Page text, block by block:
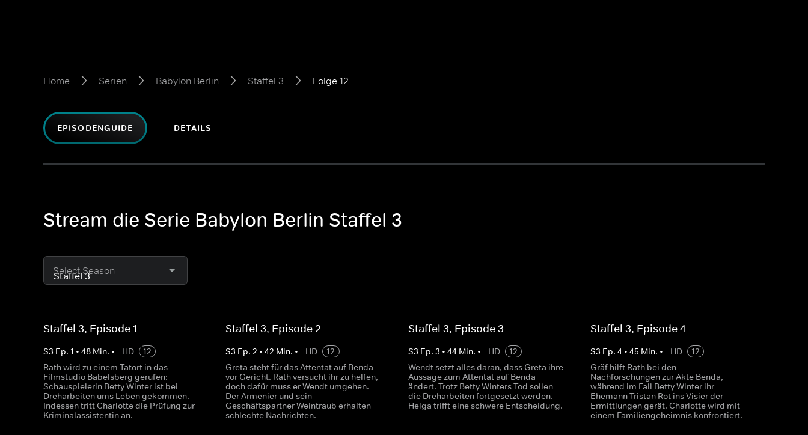
Home Serien Babylon Berlin Staffel 3 Folge 12
EPISODENGUIDE DETAILS
Stream die Serie Babylon Berlin Staffel 3
Select Season
Staffel 3, Episode 1
S3 Ep. 1 • 48 Min. • HD
12
Rath wird zu einem Tatort in das
Filmstudio Babelsberg gerufen:
Schauspielerin Betty Winter ist bei
Dreharbeiten ums Leben gekommen.
Indessen tritt Charlotte die Prüfung zur
Kriminalassistentin an.
Staffel 3, Episode 2
S3 Ep.2 •42 Min. • HD
12
Greta steht für das Attentat auf Benda
vor Gericht. Rath versucht ihr zu helfen,
doch dafür muss er Wendt umgehen.
Der Armenier und sein
Geschäftspartner Weintraub erhalten
schlechte Nachrichten.
Staffel 3, Episode 3
S3 Ep. 3 • 44 Min. • HD
12
Wendt setzt alles daran, dass Greta ihre
Aussage zum Attentat auf Benda
ändert. Trotz Betty Winters Tod sollen
die Dreharbeiten fortgesetzt werden.
Helga trifft eine schwere Entscheidung.
Staffel 3, Episode 4
S3 Ep. 4 • 45 Min. • HD
12
Gräf hilft Rath bei den
Nachforschungen zur Akte Benda,
während im Fall Betty Winter ihr
Ehemann Tristan Rot ins Visier der
Ermittlungen gerät. Charlotte wird mit
einem Familiengeheimnis konfrontiert.